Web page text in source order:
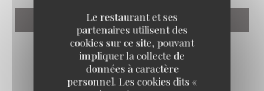
Le restaurant et ses
partenaires utilisent des
cookies sur ce site, pouvant
impliquer la collecte de
données à caractère
personnel. Les cookies dits «